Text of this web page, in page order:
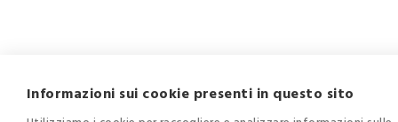
Informazioni sui cookie presenti in questo sito